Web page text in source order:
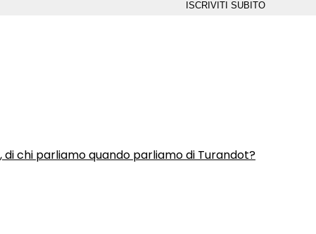
di chi parliamo quando parliamo di Turandot?